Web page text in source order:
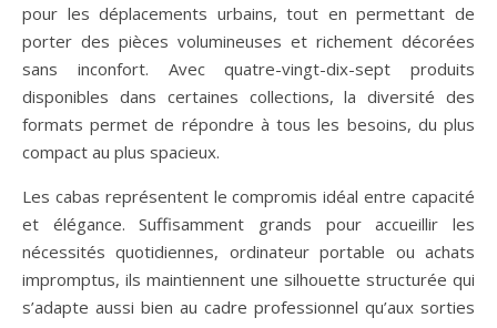
pour les déplacements urbains, tout en permettant de
porter des pièces volumineuses et richement décorées
sans inconfort. Avec quatre-vingt-dix-sept produits
disponibles dans certaines collections, la diversité des
formats permet de répondre à tous les besoins, du plus
compact au plus spacieux.
Les cabas représentent le compromis idéal entre capacité
et élégance. Suffisamment grands pour accueillir les
nécessités quotidiennes, ordinateur portable ou achats
impromptus, ils maintiennent une silhouette structurée qui
s’adapte aussi bien au cadre professionnel qu’aux sorties